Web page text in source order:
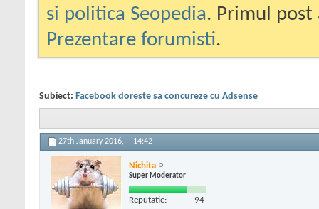
si politica Seopedia. Primul
Prezentare forumisti.
Subiect: Facebook doreste sa concureze cu Adsense
27th January 2016, 14:42
Nichita
Super Moderator
Reputatie: 94